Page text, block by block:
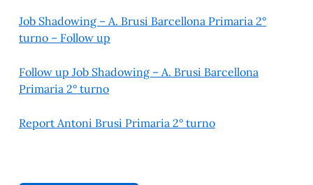
Job Shadowing – A. Brusi Barcellona Primaria 2°
turno – Follow up
Follow up Job Shadowing – A. Brusi Barcellona
Primaria 2° turno
Report Antoni Brusi Primaria 2° turno